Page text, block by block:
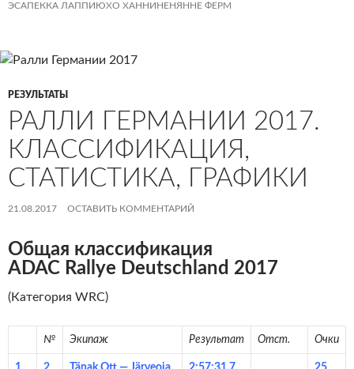
ЭСАПЕККА ЛАППИЮХО ХАННИНЕНЯННЕ ФЕРМ
РЕЗУЛЬТАТЫ
РАЛЛИ ГЕРМАНИИ 2017.
КЛАССИФИКАЦИЯ,
СТАТИСТИКА, ГРАФИКИ
21.08.2017 ОСТАВИТЬ КОММЕНТАРИЙ
Общая классификация
ADAC Rallye Deutschland 2017
(Категория WRC)
№ Экипаж Результат Отст. Очки